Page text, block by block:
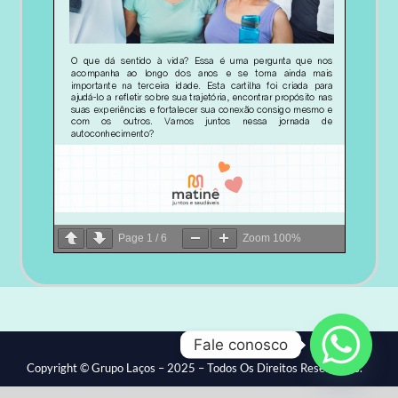
Page 1 /6 Zoom 100%
Copyright © Grupo Laços – 2025 – Todos Os Direitos Reservados.
Fale conosco